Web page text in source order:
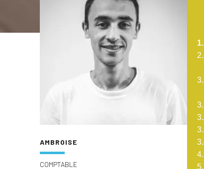
AMBROISE
COMPTABLE